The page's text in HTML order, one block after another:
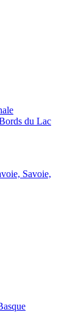
du Lac
Savoie,